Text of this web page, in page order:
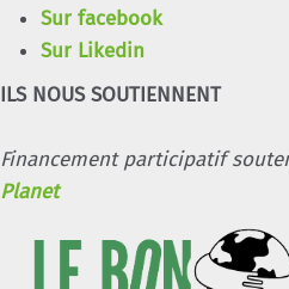
Sur facebook
Sur Likedin
ILS NOUS SOUTIENNENT
Financement participatif
Planet